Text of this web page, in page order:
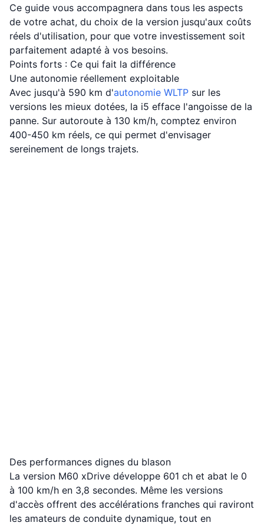
Ce guide vous accompagnera dans tous les aspects
de votre achat, du choix de la version jusqu'aux coûts
réels d'utilisation, pour que votre investissement soit
parfaitement adapté à vos besoins.
Points forts : Ce qui fait la différence
Une autonomie réellement exploitable
Avec jusqu'à 590 km d'autonomie WLTP sur les
versions les mieux dotées, la i5 efface l'angoisse de la
panne. Sur autoroute à 130 km/h, comptez environ
400-450 km réels, ce qui permet d'envisager
sereinement de longs trajets.
Des performances dignes du blason
La version M60 xDrive développe 601 ch et abat le 0
à 100 km/h en 3,8 secondes. Même les versions
d'accès offrent des accélérations franches qui raviront
les amateurs de conduite dynamique, tout en